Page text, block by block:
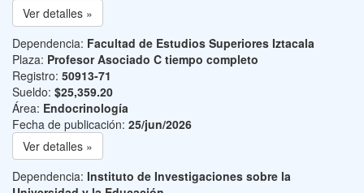
Ver detalles »
Dependencia: Facultad de Estudios Superiores Iztacala
Plaza: Profesor Asociado C tiempo completo
Registro: 50913-71
Sueldo: $25,359.20
Área: Endocrinología
Fecha de publicación: 25/jun/2026
Ver detalles »
Dependencia: Instituto de Investigaciones sobre la